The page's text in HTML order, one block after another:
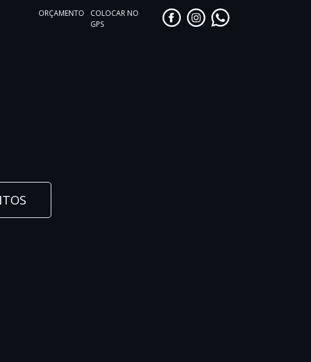
ORÇAMENTO
COLOCAR NO
GPS